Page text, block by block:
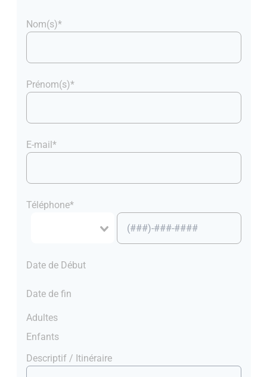
Nom(s)*
Prénom(s)*
E-mail*
Téléphone*
Date de Début
Date de fin
Adultes
Enfants
Descriptif / Itinéraire